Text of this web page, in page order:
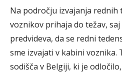
Na področju izvajanja
voznikov prihaja do težav,
predvideva, da se redni
sme izvajati v kabini
sodišča v Belgiji, ki je